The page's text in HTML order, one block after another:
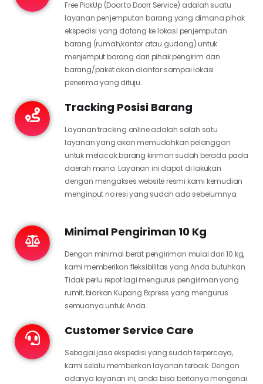
Free PickUp (Door to Doorr Service) adalah suatu
layanan penjemputan barang yang dimana pihak
ekspedisi yang datang ke lokasi penjemputan
barang (rumah,kantor atau gudang) untuk
menjemput barang dari pihak pengirim dan
barang/paket akan diantar sampai lokasi
penerima yang dituju.
Tracking Posisi Barang
Layanan tracking online adalah salah satu
layanan yang akan memudahkan pelanggan
untuk melacak barang kiriman sudah berada pada
daerah mana. Layanan ini dapat di lakukan
dengan mengakses website resmi kami kemudian
menginput no resi yang sudah ada sebelumnya.
Minimal Pengiriman 10 Kg
Dengan minimal berat pengiriman mulai dari 10 kg,
kami memberikan fleksibilitas yang Anda butuhkan.
Tidak perlu repot lagi mengurus pengiriman yang
rumit, biarkan Kupang Express yang mengurus
semuanya untuk Anda.
Customer Service Care
Sebagai jasa ekspedisi yang sudah terpercaya,
kami selalu memberikan layanan terbaik. Dengan
adanya layanan ini, anda bisa bertanya mengenai